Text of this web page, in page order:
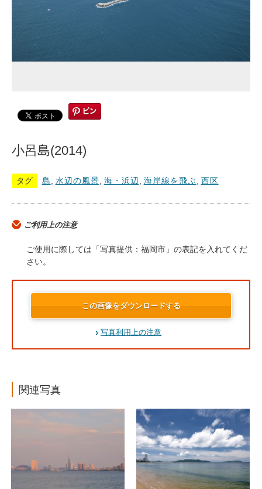
小呂島(2014)
タグ 島 水辺の風景 海・浜辺 海岸線を飛ぶ 西区
ご利用上の注意
ご使用に際しては「写真提供：福岡市」の表記を入れてくだ
さい。
この画像をダウンロードする
写真利用上の注意
関連写真